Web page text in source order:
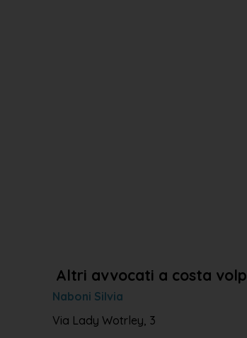
Altri avvocati a costa
Naboni Silvia
Via Lady Wotrley, 3